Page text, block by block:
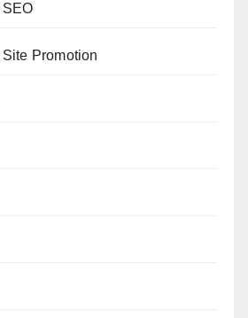
SEO
Promotion